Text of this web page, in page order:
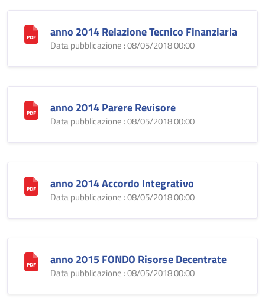
anno 2014 Relazione Tecnico Finanziaria
Data pubblicazione : 08/05/2018 00:00
anno 2014 Parere Revisore
Data pubblicazione : 08/05/2018 00:00
anno 2014 Accordo Integrativo
Data pubblicazione : 08/05/2018 00:00
anno 2015 FONDO Risorse Decentrate
Data pubblicazione : 08/05/2018 00:00